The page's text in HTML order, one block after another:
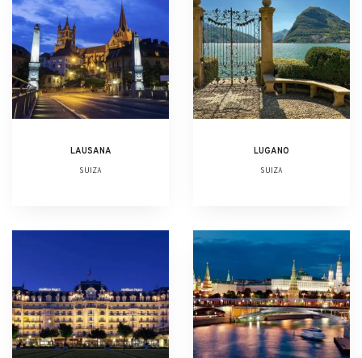
LAUSANA
SUIZA
LUGANO
SUIZA